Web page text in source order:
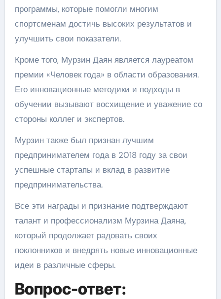
программы, которые помогли многим
спортсменам достичь высоких результатов и
улучшить свои показатели.
Кроме того, Мурзин Даян является лауреатом
премии «Человек года» в области образования.
Его инновационные методики и подходы в
обучении вызывают восхищение и уважение со
стороны коллег и экспертов.
Мурзин также был признан лучшим
предпринимателем года в 2018 году за свои
успешные стартапы и вклад в развитие
предпринимательства.
Все эти награды и признание подтверждают
талант и профессионализм Мурзина Даяна,
который продолжает радовать своих
поклонников и внедрять новые инновационные
идеи в различные сферы.
Вопрос-ответ: